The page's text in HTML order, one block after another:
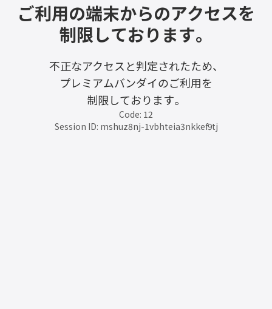
ご利用の端末からのアクセスを
制限しております。
不正なアクセスと判定されたため、
プレミアムバンダイのご利用を
制限しております。
Code: 12
Session ID: mshuz8nj-1vbhteia3nkkef9tj